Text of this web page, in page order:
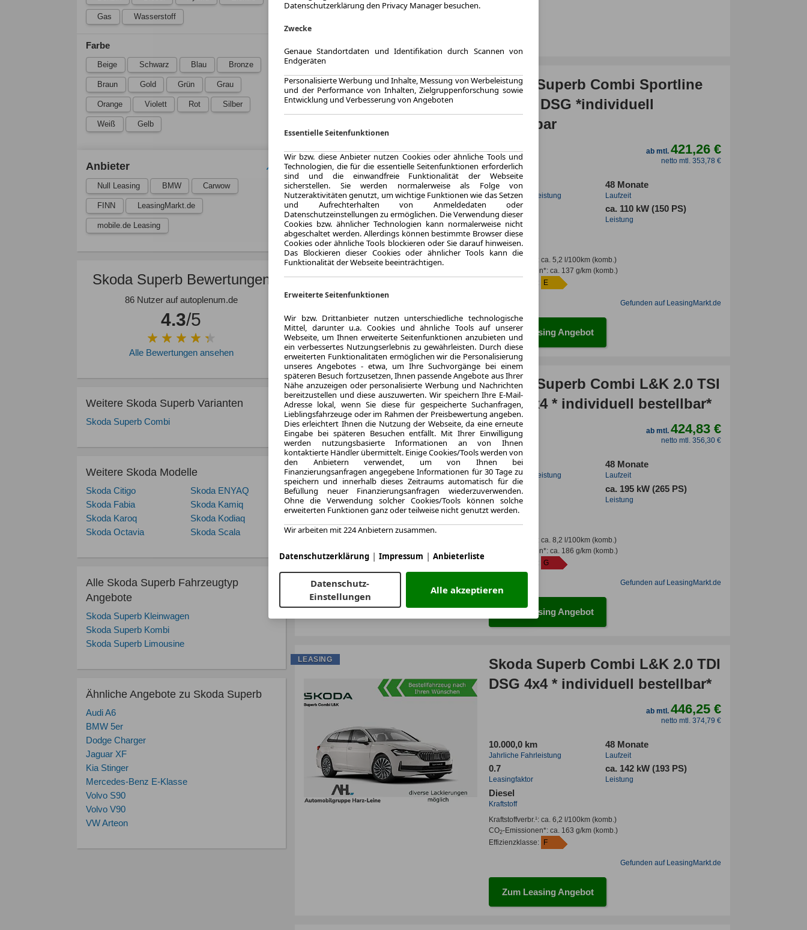
Gas Wasserstoff
Farbe
Beige Schwarz Blau Bronze
Braun Gold Grün Grau
Orange Violett Rot Silber
Weiß Gelb
Anbieter
Null Leasing BMW Carwow
FINN LeasingMarkt.de
mobile.de Leasing
Skoda Superb Bewertungen
86 Nutzer auf autoplenum.de
4.3/5
Alle Bewertungen ansehen
Weitere Skoda Superb Varianten
Skoda Superb Combi
Weitere Skoda Modelle
Skoda Citigo
Skoda ENYAQ
Skoda Fabia
Skoda Kamiq
Skoda Karoq
Skoda Kodiaq
Skoda Octavia
Skoda Scala
Alle Skoda Superb Fahrzeugtyp
Angebote
Skoda Superb Kleinwagen
Skoda Superb Kombi
Skoda Superb Limousine
Ähnliche Angebote zu Skoda Superb
Audi A6
BMW 5er
Dodge Charger
Jaguar XF
Kia Stinger
Mercedes-Benz E-Klasse
Volvo S90
Volvo V90
VW Arteon
Skoda Superb Combi Sportline
bestellbar
ab mtl.421,26 €
netto mtl. 353,78 €
10.000,0 km
Jahrliche Fahrleistung
48 Monate
Laufzeit
Leasingfaktor
ca. 110 kW (150 PS)
Leistung
Diesel
Kraftstoff
Kraftstoffverbr.¹: ca. 5,2 l/100km(komb.)
-Emissionen*: ca. 137 g/km(komb.)
Effizienzklasse:
E
Gefunden auf LeasingMarkt.de
Zum Leasing Angebot
LEASING
Skoda Superb Combi L&K 2.0 TSI
DSG 4x4 * individuell bestellbar*
ab mtl.424,83 €
netto mtl. 356,30 €
10.000,0 km
Jahrliche Fahrleistung
48 Monate
Laufzeit
0.7
Leasingfaktor
ca. 195 kW (265 PS)
Leistung
Benzin
Kraftstoff
Kraftstoffverbr.¹: ca. 8,2 l/100km(komb.)
-Emissionen*: ca. 186 g/km(komb.)
Effizienzklasse: G
Gefunden auf LeasingMarkt.de
Zum Leasing Angebot
LEASING
Skoda Superb Combi L&K 2.0 TDI
DSG 4x4 * individuell bestellbar*
ab mtl.446,25 €
netto mtl. 374,79 €
10.000,0 km
Jahrliche Fahrleistung
48 Monate
Laufzeit
0.7
Leasingfaktor
ca. 142 kW (193 PS)
Leistung
Diesel
Kraftstoff
Kraftstoffverbr.¹: ca. 6,2 l/100km(komb.)
CO2-Emissionen*: ca. 163 g/km(komb.)
Effizienzklasse:
F
Gefunden auf LeasingMarkt.de
Zum Leasing Angebot
LEASING
Datenschutzerklärung den Privacy Manager besuchen.
Zwecke
Genaue Standortdaten und Identifikation durch Scannen von
Endgeräten
Personalisierte Werbung und Inhalte, Messung von Werbeleistung
und der Performance von Inhalten, Zielgruppenforschung sowie
Entwicklung und Verbesserung von Angeboten
Essentielle Seitenfunktionen
Wir bzw. diese Anbieter nutzen Cookies oder ähnliche Tools und
Technologien, die für die essentielle Seitenfunktionen erforderlich
sind und die einwandfreie Funktionalität der Webseite
sicherstellen. Sie werden normalerweise als Folge von
Nutzeraktivitäten genutzt, um wichtige Funktionen wie das Setzen
und Aufrechterhalten von Anmeldedaten oder
Datenschutzeinstellungen zu ermöglichen. Die Verwendung dieser
Cookies bzw. ähnlicher Technologien kann normalerweise nicht
abgeschaltet werden. Allerdings können bestimmte Browser diese
Cookies oder ähnliche Tools blockieren oder Sie darauf hinweisen.
Das Blockieren dieser Cookies oder ähnlicher Tools kann die
Funktionalität der Webseite beeinträchtigen.
Erweiterte Seitenfunktionen
Wir bzw. Drittanbieter nutzen unterschiedliche technologische
Mittel, darunter u.a. Cookies und ähnliche Tools auf unserer
Webseite, um Ihnen erweiterte Seitenfunktionen anzubieten und
ein verbessertes Nutzungserlebnis zu gewährleisten. Durch diese
erweiterten Funktionalitäten ermöglichen wir die Personalisierung
unseres Angebotes - etwa, um Ihre Suchvorgänge bei einem
späteren Besuch fortzusetzen, Ihnen passende Angebote aus Ihrer
Nähe anzuzeigen oder personalisierte Werbung und Nachrichten
bereitzustellen und diese auszuwerten. Wir speichern Ihre E-Mail-
Adresse lokal, wenn Sie diese für gespeicherte Suchanfragen,
Lieblingsfahrzeuge oder im Rahmen der Preisbewertung angeben.
Dies erleichtert Ihnen die Nutzung der Webseite, da eine erneute
Eingabe bei späteren Besuchen entfällt. Mit Ihrer Einwilligung
werden nutzungsbasierte Informationen an von Ihnen
kontaktierte Händler übermittelt. Einige Cookies/Tools werden von
den Anbietern verwendet, um von Ihnen bei
Finanzierungsanfragen angegebene Informationen für 30 Tage zu
speichern und innerhalb dieses Zeitraums automatisch für die
Befüllung neuer Finanzierungsanfragen wiederzuverwenden.
Ohne die Verwendung solcher Cookies/Tools können solche
erweiterten Funktionen ganz oder teilweise nicht genutzt werden.
Wir arbeiten mit 224 Anbietern zusammen.
Datenschutzerklärung | Impressum | Anbieterliste
Datenschutz-
Einstellungen
Alle akzeptieren